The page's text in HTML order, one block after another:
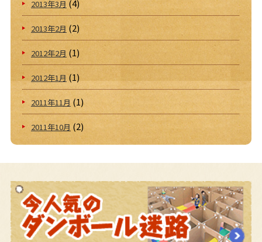
2013年3月 (4)
2013年2月(2)
2012年2月 (1)
2012年1月 (1)
2011年11月 (1)
2011年10月(2)